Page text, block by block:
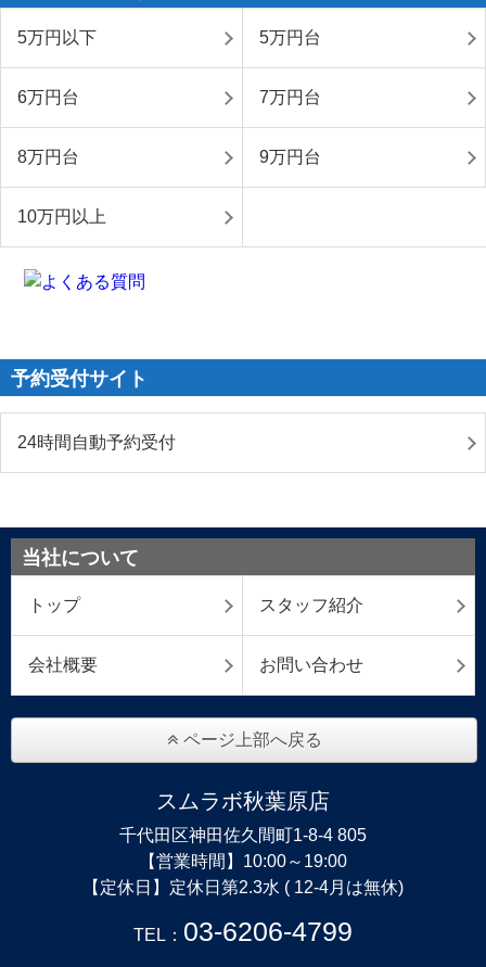
5万円以下 5万円台
6万円台 7万円台
8万円台 9万円台
10万円以上
予約受付サイト
24時間自動予約受付
当社について
トップ スタッフ紹介
会社概要 お問い合わせ
ページ上部へ戻る
スムラボ秋葉原店
千代田区神田佐久間町1-8-4 805
【営業時間】10:00～19:00
【定休日】定休日第2.3水 ( 12-4月は無休)
TEL： 03-6206-4799